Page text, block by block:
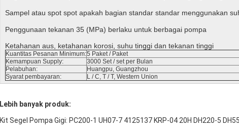
Sampel atau spot spot apakah bagian standar standar menggunakan
Penggunaan tekanan 35 (MPa) berlaku untuk berbagai pompa
Ketahanan aus, ketahanan korosi, suhu tinggi dan tekanan tinggi
Kuantitas Pesanan Minimum:5 Paket / Paket
Kemampuan Supply:
3000 Set / set per Bulan
Pelabuhan:
Huangpu, Guangzhou
Syarat pembayaran:
L / C, T / T, Western Union
Lebih banyak produk:
Kit Segel Pompa Gigi: PC200-1 UH07-7 4125137 KRP-04 20H DH220-5